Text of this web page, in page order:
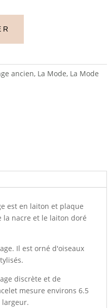
ancien, La Mode, La Mode
est en laiton et plaque
la nacre et le laiton doré
Il est orné d'oiseaux
discrète et de
mesure environs 6.5
largeur.